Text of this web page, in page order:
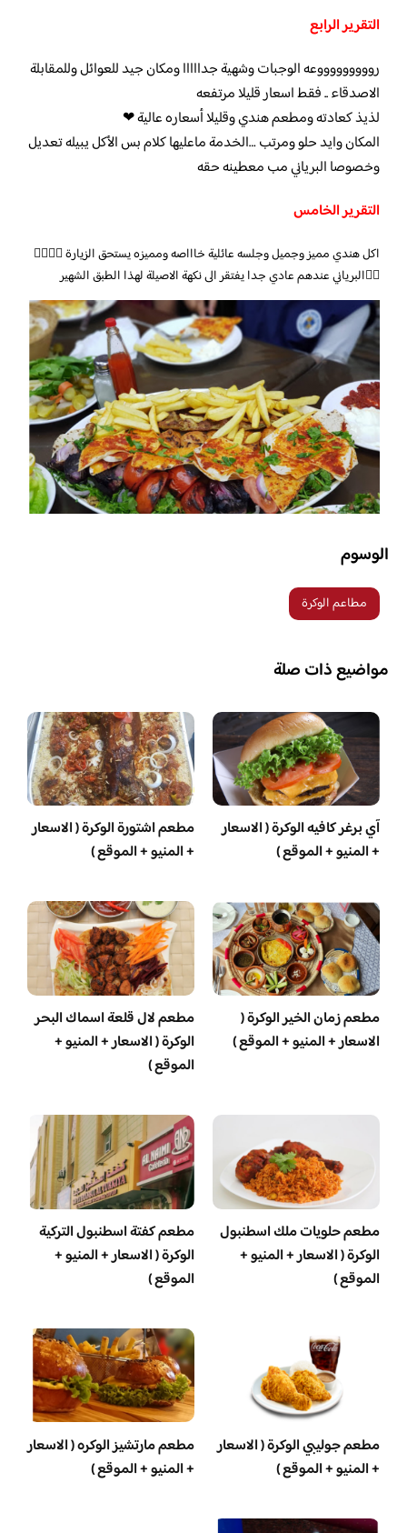
التقرير الرابع
روووووووووعه الوجبات وشهية جدااااا ومكان جيد للعوائل وللمقابلة
الاصدقاء .. فقط اسعار قليلا مرتفعه
لذيذ كعادته ومطعم هندي وقليلا أسعاره عالية ❤
المكان وايد حلو ومرتب …الخدمة ماعليها كلام بس الأكل يبيله تعديل
وخصوصا البرياني مب معطينه حقه
التقرير الخامس
اكل هندي مميز وجميل وجلسه عائلية خاااصه ومميزه يستحق الزيارة 👌🏻👌🏻
👍🏼البرياني عندهم عادي جدا يفتقر الى نكهة الاصيلة لهذا الطبق الشهير
الوسوم
مطاعم الوكرة
مواضيع ذات صلة
آي برغر كافيه الوكرة ( الاسعار
+ المنيو + الموقع )
مطعم اشتورة الوكرة ( الاسعار
+ المنيو + الموقع )
مطعم زمان الخير الوكرة (
الاسعار + المنيو + الموقع )
مطعم لال قلعة اسماك البحر
الوكرة ( الاسعار + المنيو +
الموقع )
‏مطعم حلويات ملك اسطنبول
الوكرة ( الاسعار + المنيو +
الموقع )
مطعم كفتة اسطنبول التركية
الوكرة ( الاسعار + المنيو +
الموقع )
مطعم جوليبي الوكرة ( الاسعار
+ المنيو + الموقع )
مطعم مارتشيز الوكره ( الاسعار
+ المنيو + الموقع )